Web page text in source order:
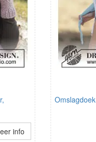
info
Omslagdoek